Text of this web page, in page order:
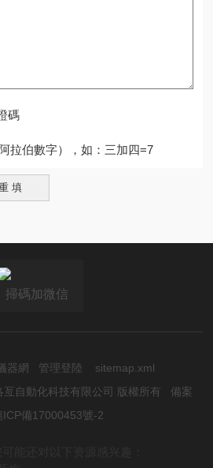
拉伯數字），如：三加四=7
掃碼加微信
器網 管理登陸
sitemap.xml
自動化科技有限公司 版權所有 備案
ICP備17000453號-2